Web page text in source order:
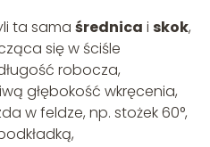
ta sama średnica i skok,
się w ściśle
robocza,
głębokość wkręcenia,
w feldze, np. stożek 60°,